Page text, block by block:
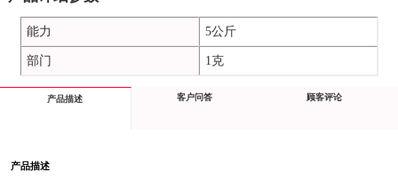
能力 5公斤
部门 1克
产品描述 客户问答 顾客评论
产品描述